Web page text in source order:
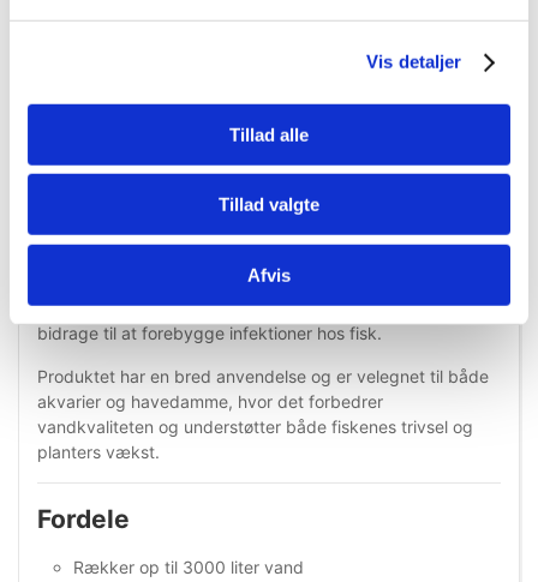
Vis detaljer
Tillad alle
Tillad valgte
Afvis
som aktivt hjælper med at rense vandet og skabe et sundt
pesticider, klor, kloraminer og ammonium. Dette resulterer i
klarere og renere vand samt mere stabile vandværdier ved
Happy Life understøtter samtidig den biologiske balance i
som er essentielle for et velfungerende filtermiljø. Det
hjælper med at reducere skadelige bakterier og kan
bidrage til at forebygge infektioner hos fisk.
Produktet har en bred anvendelse og er velegnet til både
akvarier og havedamme, hvor det forbedrer
vandkvaliteten og understøtter både fiskenes trivsel og
planters vækst.
Fordele
Rækker op til 3000 liter vand